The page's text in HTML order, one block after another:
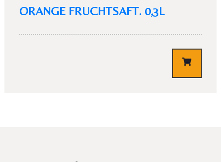
ORANGE FRUCHTSAFT. 0,3L
3,10